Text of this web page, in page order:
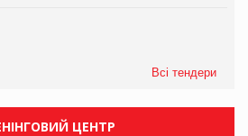
Всі тендери
ЦЕНТР